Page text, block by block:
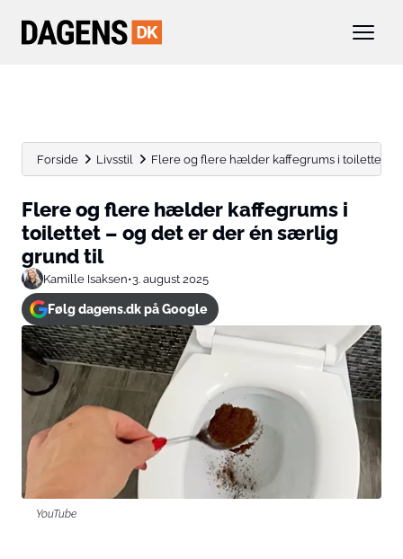
Forside Livsstil Flere og flere hælder kaffegrums i toilettet –
Flere og flere hælder kaffegrums i
toilettet – og det er der én særlig
grund til
Kamille Isaksen•3. august 2025
Følg dagens.dk på Google
YouTube